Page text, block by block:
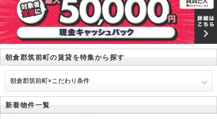
朝倉郡筑前町の賃貸を特集から探す
朝倉郡筑前町×こだわり条件
新着物件一覧